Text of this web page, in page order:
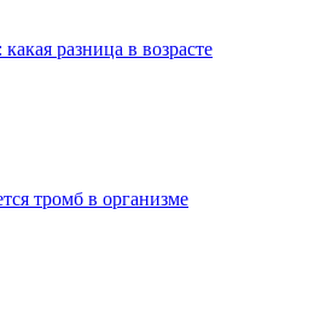
разница в возрасте
тромб в организме